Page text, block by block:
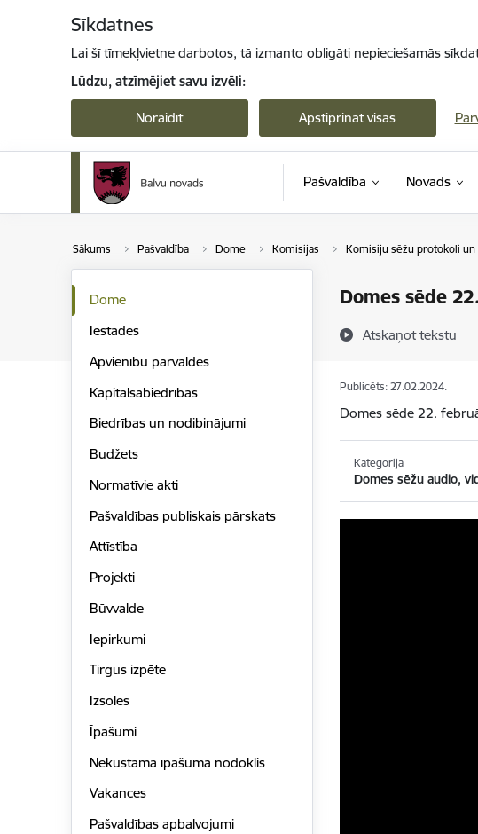
Sīkdatnes
Lai šī tīmekļvietne darbotos, tā izmanto obligāti nepieciešamās
Lūdzu, atzīmējiet savu izvēli:
Noraidīt Apstiprināt visas
Pašvaldība Novads
Sākums Pašvaldība Dome Komisijas Komisiju sēžu protokoli un
Domes sēde
Atskaņot tekstu
Dome
Iestādes
Apvienību pārvaldes
Kapitālsabiedrības
Biedrības un nodibinājumi
Budžets
Normatīvie akti
Pašvaldības publiskais pārskats
Attīstība
Projekti
Būvvalde
Iepirkumi
Tirgus izpēte
Izsoles
Īpašumi
Nekustamā īpašuma nodoklis
Vakances
Pašvaldības apbalvojumi
Publicēts: 27.02.2024.
Domes sēde 22.
Kategorija
Domes sēžu audio,